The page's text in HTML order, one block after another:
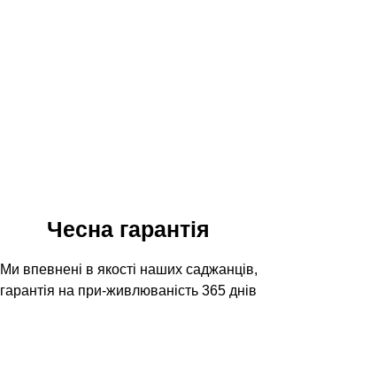
Ми впевнені в якості наших саджанців,
гарантія на при-живлюваність 365 днів
Чесна гарантія